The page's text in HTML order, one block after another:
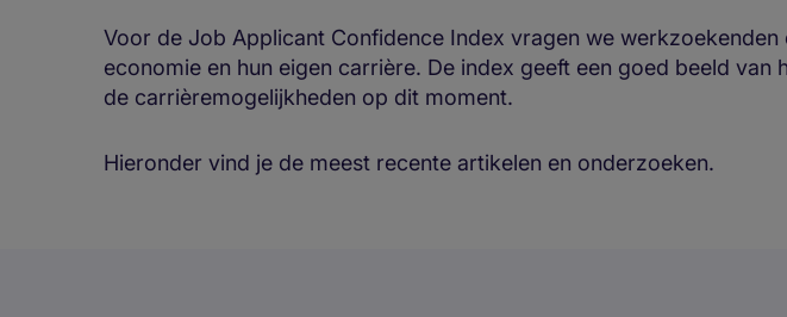
Voor de Job Applicant Confidence Index vragen we
economie en hun eigen carrière. De index geeft een goed beeld
de carrièremogelijkheden op dit moment.
Hieronder vind je de meest recente artikelen en onderzoeken.